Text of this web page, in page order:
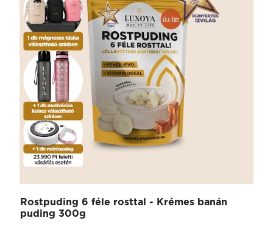
Rostpuding 6 féle rosttal - Krémes banán
puding 300g